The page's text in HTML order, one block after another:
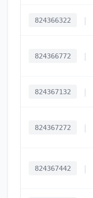
824366322 |
824366772 |
824367132 |
824367272 |
824367442 |